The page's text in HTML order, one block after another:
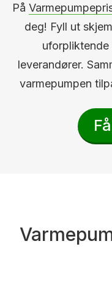
På
deg! Fyll ut
leverandører.
varmepumpen